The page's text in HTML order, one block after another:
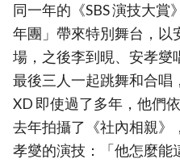
同一年的《SBS 演技大
年團」帶來特別舞台，以
場，之後李到晛、安孝燮
最後三人一起跳舞和合唱
XD 即使過了多年，他們
去年拍攝了《社內相親》
孝燮的演技：「他怎麼能